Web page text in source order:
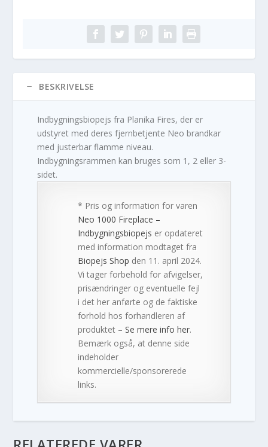
BESKRIVELSE
Indbygningsbiopejs fra Planika Fires, der er
udstyret med deres fjernbetjente Neo brandkar
med justerbar flamme niveau.
Indbygningsrammen kan bruges som 1, 2 eller 3-
sidet.
* Pris og information for varen
Neo 1000 Fireplace –
Indbygningsbiopejs er opdateret
med information modtaget fra
Biopejs Shop den 11. april 2024.
Vi tager forbehold for afvigelser,
prisændringer og eventuelle fejl
i det her anførte og de faktiske
forhold hos forhandleren af
produktet –Se mere info her.
Bemærk også, at denne side
indeholder
kommercielle/sponsorerede
links.